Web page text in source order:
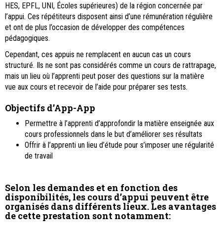
HES, EPFL, UNI, Écoles supérieures) de la région concernée par
l’appui. Ces répétiteurs disposent ainsi d’une rémunération régulière
et ont de plus l’occasion de développer des compétences
pédagogiques.
Cependant, ces appuis ne remplacent en aucun cas un cours
structuré. Ils ne sont pas considérés comme un cours de rattrapage,
mais un lieu où l’apprenti peut poser des questions sur la matière
vue aux cours et recevoir de l’aide pour préparer ses tests.
Objectifs d’App-App
Permettre à l’apprenti d’approfondir la matière enseignée aux
cours professionnels dans le but d’améliorer ses résultats
Offrir à l’apprenti un lieu d’étude pour s’imposer une régularité
de travail
Selon les demandes et en fonction des
disponibilités, les cours d’appui peuvent être
organisés dans différents lieux.Les avantages
de cette prestation sont notamment: